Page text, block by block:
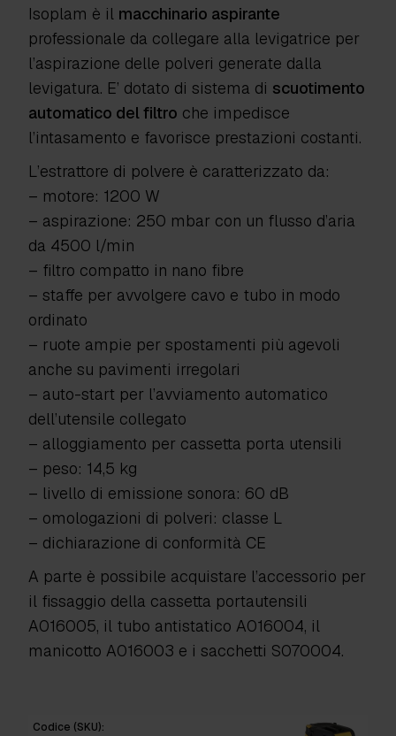
Isoplam è il macchinario aspirante
professionale da collegare alla levigatrice per
l’aspirazione delle polveri generate dalla
levigatura. E’ dotato di sistema di scuotimento
automatico del filtro che impedisce
l’intasamento e favorisce prestazioni costanti.
L’estrattore di polvere è caratterizzato da:
– motore: 1200 W
– aspirazione: 250 mbar con un flusso d’aria
da 4500 l/min
– filtro compatto in nano fibre
– staffe per avvolgere cavo e tubo in modo
ordinato
– ruote ampie per spostamenti più agevoli
anche su pavimenti irregolari
– auto-start per l’avviamento automatico
dell’utensile collegato
– alloggiamento per cassetta porta utensili
– peso: 14,5 kg
– livello di emissione sonora: 60 dB
– omologazioni di polveri: classe L
– dichiarazione di conformità CE
A parte è possibile acquistare l’accessorio per
il fissaggio della cassetta portautensili
A016005, il tubo antistatico A016004, il
manicotto A016003 e i sacchetti S070004.
Codice (SKU):